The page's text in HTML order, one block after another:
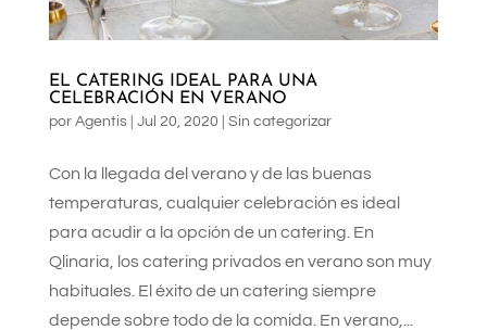
EL CATERING IDEAL PARA UNA
CELEBRACIÓN EN VERANO
por Agentis| Jul 20, 2020 Sin categorizar
Con la llegada del verano y de las buenas
temperaturas, cualquier celebración es ideal
para acudir a la opción de un catering. En
Qlinaria, los catering privados en verano son muy
habituales. El éxito de un catering siempre
depende sobre todo de la comida. En verano,...